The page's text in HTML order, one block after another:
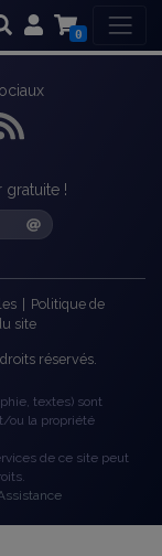
0
!
Politique de
site
réservés.
textes) sont
ou la propriété
de ce site peut